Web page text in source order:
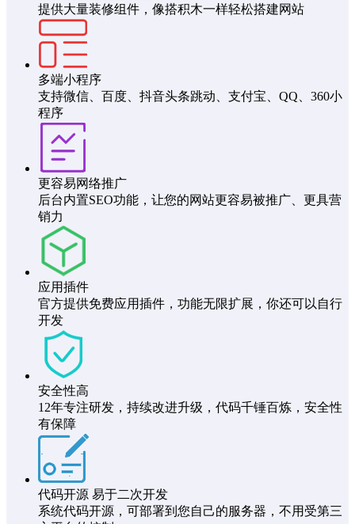
提供大量装修组件，像搭积木一样轻松搭建网站
多端小程序
支持微信、百度、抖音头条跳动、支付宝、QQ、360小
程序
更容易网络推广
后台内置SEO功能，让您的网站更容易被推广、更具营
销力
应用插件
官方提供免费应用插件，功能无限扩展，你还可以自行
开发
安全性高
12年专注研发，持续改进升级，代码千锤百炼，安全性
有保障
代码开源 易于二次开发
系统代码开源，可部署到您自己的服务器，不用受第三